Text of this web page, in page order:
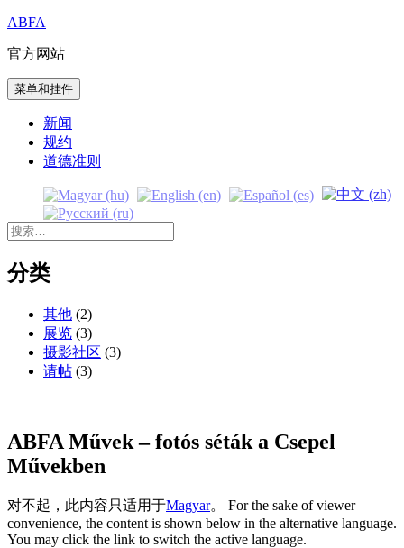
跳
内
容
ABFA
官方网站
菜单和挂件
新闻
规约
道德准则
搜
分类
其他 (2)
展览 (3)
摄影社区 (3)
请帖 (3)
ABFA Művek – fotós séták a Csepel
Művekben
对不起，此内容只适用于Magyar。 For the sake of viewer
convenience, the content is shown below in the alternative language.
You may click the link to switch the active language.